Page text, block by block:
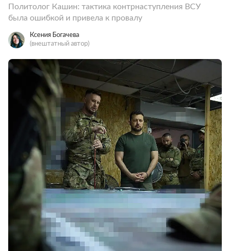
Политолог Кашин: тактика контрнаступления ВСУ
была ошибкой и привела к провалу
Ксения Богачева
(внештатный автор)